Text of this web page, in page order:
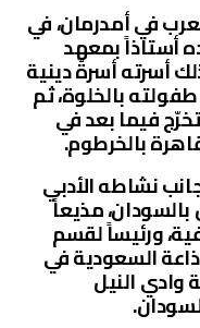
في أمدرمان، في
والده أستاذاً بمعهد
أسرته أسرةٌ دينية
بالخلوة، ثم
فيما بعد في
بالخرطوم.
نشاطه الأدبي
بالسودان، مذيعاً
ورئيساً لقسم
السعودية في
وادي النيل